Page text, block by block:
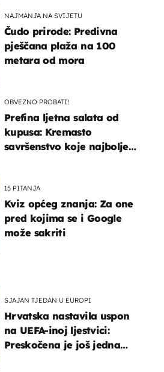
SJAJAN TJEDAN U EUROPI
Hrvatska nastavila uspon
na UEFA-inoj ljestvici:
Preskočena je još jedna
NAJMANJA NA SVIJETU
Čudo prirode: Predivna
pješčana plaža na 100
metara od mora
OBVEZNO PROBATI!
Prefina ljetna salata od
kupusa: Kremasto
savršenstvo koje najbolje
15 PITANJA
Kviz općeg znanja: Za one
pred kojima se i Google
može sakriti